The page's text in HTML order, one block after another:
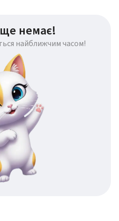
немає!
найближчим часом!